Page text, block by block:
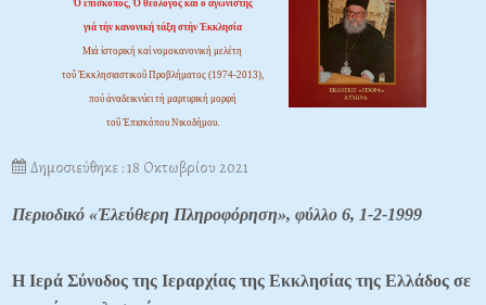
Ὁ ἐπίσκοπος, Ὁ θεολόγος καί ὁ ἀγωνιστής
γιά τήν κανονική τάξη στήν Ἐκκλησία
Μιά ἱστορική καί νομοκανονική μελέτη
τοῦ Ἐκκλησιαστικοῦ Προβλήματος (1974-2013),
πού ἀναδεικνύει τή μαρτυρική μορφή
τοῦ Ἐπισκόπου Νικοδήμου.
Δημοσιεύθηκε : 18 Οκτωβρίου 2021
Περιοδικό «Ἐλεύθερη Πληροφόρηση», φύλλο 6, 1-2-1999
H Iερά Σύνοδος της Iεραρχίας της Eκκλησίας της Eλλάδος σε